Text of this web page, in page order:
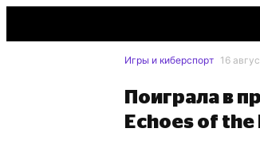
Игры и киберспорт 16
Поиграла в
Echoes of the